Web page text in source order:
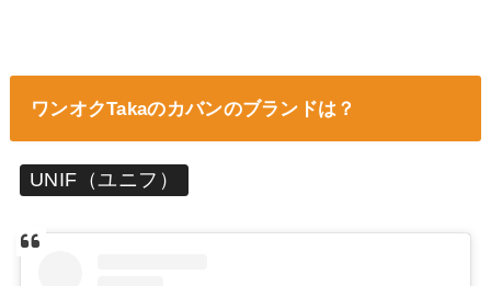
ワンオクTakaのカバンのブランドは？
UNIF（ユニフ）